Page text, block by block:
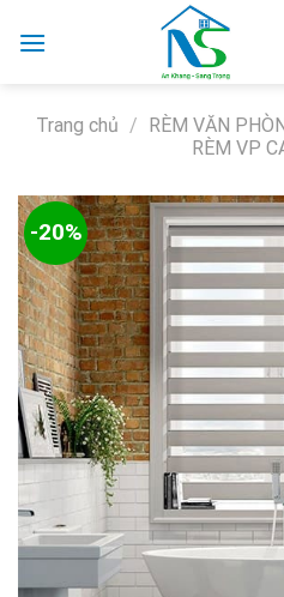
Trang chủ / RÈM VĂN
RÈM VP
-20%